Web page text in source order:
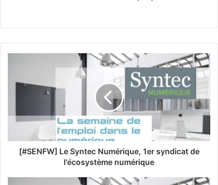
[#SENFW] Le Syntec Numérique, 1er syndicat de
l'écosystème numérique